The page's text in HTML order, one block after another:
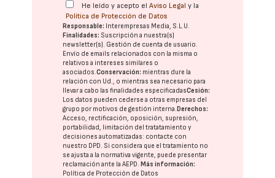
He leído y acepto elAviso Legal y la
Política de Protección de Datos
Responsable: Interempresas Media, S.L.U.
Finalidades: Suscripción a nuestra(s)
newsletter(s). Gestión de cuenta de usuario.
Envío de emails relacionados con la misma o
relativos a intereses similares o
asociados.Conservación: mientras dure la
relación con Ud., o mientras sea necesario para
llevar a cabo las finalidades especificadasCesión:
Los datos pueden cederse a otras empresas del
grupo por motivos de gestión interna.Derechos:
Acceso, rectificación, oposición, supresión,
portabilidad, limitación del tratatamiento y
decisiones automatizadas: contacte con
nuestro DPD. Si considera que el tratamiento no
se ajusta a la normativa vigente, puede presentar
reclamación ante laAEPD.Más información:
Política de Protección de Datos